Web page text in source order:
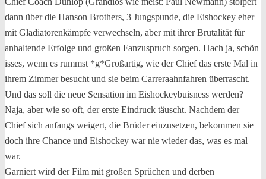
dann über die Hanson Brothers, 3 Jungspunde, die Eishockey eher
mit Gladiatorenkämpfe verwechseln, aber mit ihrer Brutalität für
anhaltende Erfolge und großen Fanzuspruch sorgen. Hach ja, schön
isses, wenn es rummst *g*Großartig, wie der Chief das erste Mal in
ihrem Zimmer besucht und sie beim Carreraahnfahren überrascht.
Und das soll die neue Sensation im Eishockeybuisness werden?
Naja, aber wie so oft, der erste Eindruck täuscht. Nachdem der
Chief sich anfangs weigert, die Brüder einzusetzen, bekommen sie
doch ihre Chance und Eishockey war nie wieder das, was es mal
war.
Garniert wird der Film mit großen Sprüchen und derben